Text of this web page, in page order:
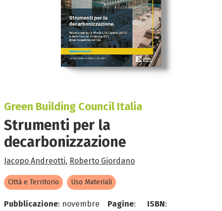
Green Building Council Italia
Strumenti per la
decarbonizzazione
Jacopo Andreotti, Roberto Giordano
Città e Territorio Uso Materiali
Pubblicazione: novembre
Pagine:
ISBN: